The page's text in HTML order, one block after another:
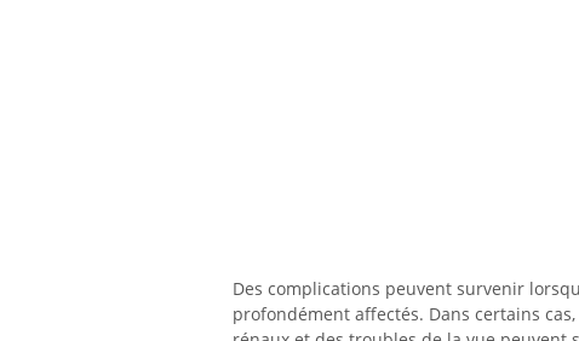
Des complications peuvent survenir
profondément affectés. Dans certains